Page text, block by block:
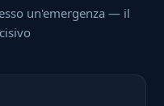
un'emergenza — il